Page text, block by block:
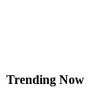
Trending Now